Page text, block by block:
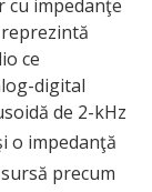
cu impedanţe
ce
digital
de 2-kHz
o impedanţă
precum